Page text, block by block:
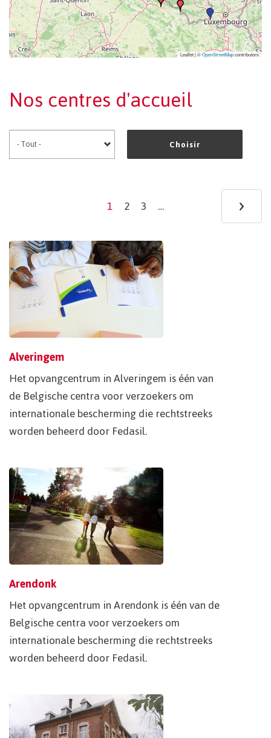
Leaflet | ©OpenStreetMapcontributors
Nos centres d'accueil
Choisir
Current
1 Page
2 Page
3 … ›
Alveringem
Het opvangcentrum in Alveringem is één van
de Belgische centra voor verzoekers om
internationale bescherming die rechtstreeks
worden beheerd door Fedasil.
Arendonk
Het opvangcentrum in Arendonk is één van de
Belgische centra voor verzoekers om
internationale bescherming die rechtstreeks
worden beheerd door Fedasil.